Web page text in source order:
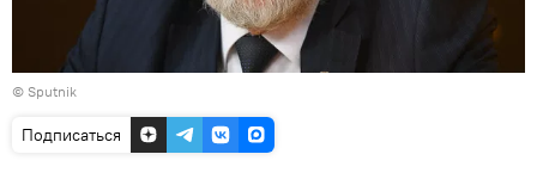
© Sputnik
Подписаться